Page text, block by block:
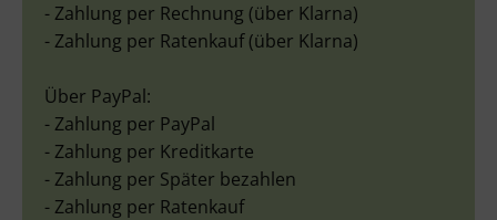
- Zahlung per Rechnung (über Klarna)
- Zahlung per Ratenkauf (über Klarna)
Über PayPal:
- Zahlung per PayPal
- Zahlung per Kreditkarte
- Zahlung per Später bezahlen
- Zahlung per Ratenkauf